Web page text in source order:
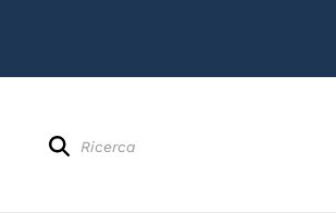
search